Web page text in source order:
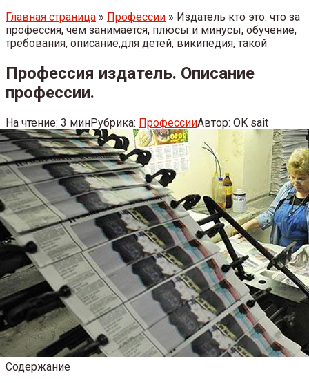
Главная страница » Профессии » Издатель кто это: что за
профессия, чем занимается, плюсы и минусы, обучение,
требования, описание,для детей, википедия, такой
Профессия издатель. Описание
профессии.
На чтение: 3 минРубрика: ПрофессииАвтор: OK sait
Содержание